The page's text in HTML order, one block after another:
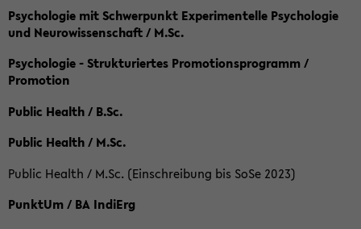
Psychologie mit Schwerpunkt Experimentelle Psychologie
und Neurowissenschaft / M.Sc.
Psychologie - Strukturiertes Promotionsprogramm /
Promotion
Public Health / B.Sc.
Public Health / M.Sc.
Public Health / M.Sc. (Einschreibung bis SoSe 2023)
PunktUm / BA IndiErg